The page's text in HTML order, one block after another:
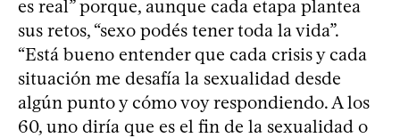
es real” porque, aunque cada etapa plantea
sus retos, “sexo podés tener toda la vida”.
“Está bueno entender que cada crisis y cada
situación me desafía la sexualidad desde
algún punto y cómo voy respondiendo. A los
60, uno diría que es el fin de la sexualidad o